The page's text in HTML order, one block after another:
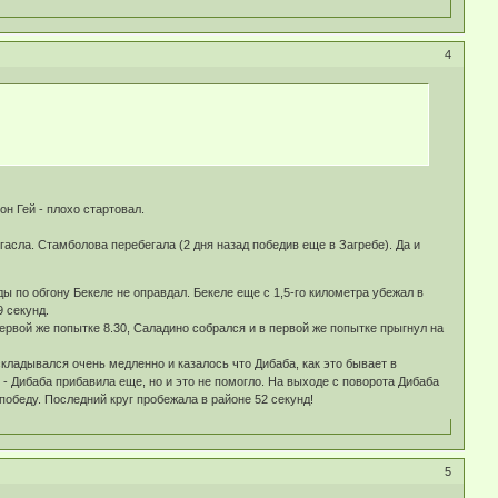
4
Гей - плохо стартовал.
Стамболова перебегала (2 дня назад победив еще в Загребе). Да и
по обгону Бекеле не оправдал. Бекеле еще с 1,5-го километра убежал в
же попытке 8.30, Саладино собрался и в первой же попытке прыгнул на
очень медленно и казалось что Дибаба, как это бывает в
прибавила еще, но и это не помогло. На выходе с поворота Дибаба
Последний круг пробежала в районе 52 секунд!
5